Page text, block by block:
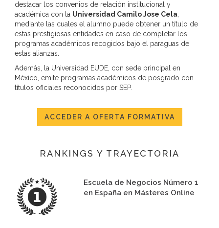
destacar los convenios de relación institucional y
académica con la Universidad Camilo Jose Cela
mediante las cuales el alumno puede obtener un título de
estas prestigiosas entidades en caso de completar los
programas académicos recogidos bajo el paraguas de
estas alianzas.
Además, la Universidad EUDE, con sede principal en
México, emite programas académicos de posgrado con
títulos oficiales reconocidos por SEP.
ACCEDER A OFERTA FORMATIVA
RANKINGS Y TRAYECTORIA
Escuela de Negocios Número 1
en España en Másteres Online